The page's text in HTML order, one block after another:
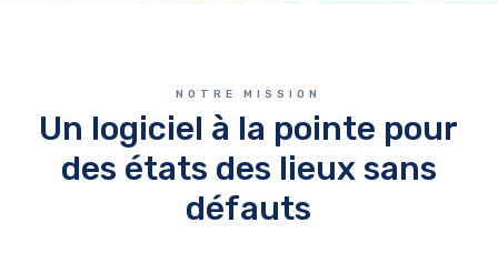
NOTRE MISSION
Un logiciel à la pointe pour
des états des lieux sans
défauts